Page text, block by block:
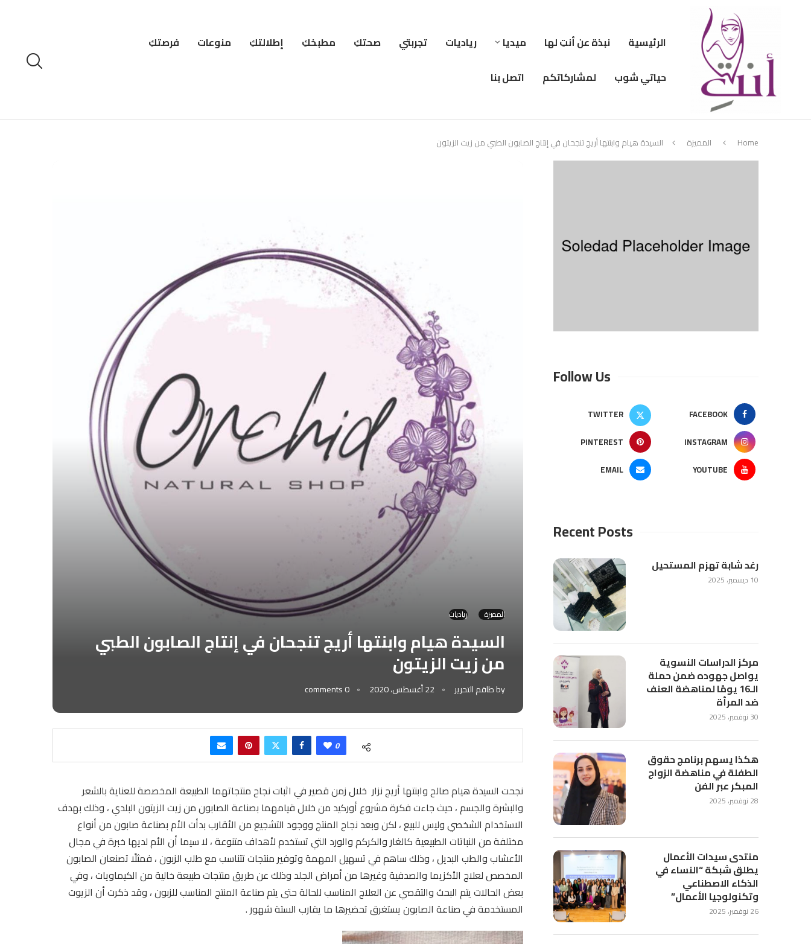
الرئيسية نبذة عن أنتِ لها ميديا رياديات تجربتي صحتكِ مطبخكِ إطلالتكِ منوعات
فرصتكِ
حياتي شوب
لمشاركاتكم اتصل بنا
Home المميزة السيدة هيام وابنتها أريج تنجحان في إنتاج الصابون الطبي من زيت الزيتون
المميزة رياديات
السيدة هيام وابنتها أريج تنجحان في إنتاج الصابون الطبي
من زيت الزيتون
byطاقم التحرير 22 أغسطس، 2020 0 comments
0
نجحت السيدة هيام صالح وابنتها أريج نزار خلال زمن قصير في اثبات نجاح منتجاتهما الطبيعة المخصصة للعناية بالشعر
والبشرة والجسم ، حيث جاءت فكرة مشروع أوركيد من خلال قيامهما بصناعة الصابون من زيت الزيتون البلدي ، وذلك بهدف
الاستخدام الشخصي وليس للبيع ، لكن وبعد نجاح المنتج ووجود التشجيع من الأقارب بدأت الأم بصناعة صابون من أنواع
مختلفة من النباتات الطبيعية كالغار والكركم والورد التي تستخدم لأهداف متنوعة ، لا سيما أن الأم لديها خبرة في مجال
الأعشاب والطب البديل ، وذلك ساهم في تسهيل المهمة وتوفير منتجات تتناسب مع طلب الزبون ، فمثلًا تصنعان الصابون
المخصص لعلاج الأكزيما والصدفية وغيرها من أمراض الجلد وذلك عن طريق منتجات طبيعة خالية من الكيماويات ، وفي
بعض الحالات يتم البحث والتقصي عن العلاج المناسب للحالة حتى يتم صناعة المنتج المناسب للزبون ، وقد ذكرت أن الزيوت
المستخدمة في صناعة الصابون يستغرق تحضيرها ما يقارب الستة شهور .
Follow Us
FACEBOOK
TWITTER
INSTAGRAM
PINTEREST
YOUTUBE
EMAIL
Recent Posts
رغد شابة تهزم المستحيل
10 ديسمبر، 2025
مركز الدراسات النسوية
يواصل جهوده ضمن حملة
الـ16 يومًا لمناهضة العنف
ضد المرأة
30 نوفمبر، 2025
هكذا يسهم برنامج حقوق
الطفلة في مناهضة الزواج
المبكر عبر الفن
28 نوفمبر، 2025
منتدى سيدات الأعمال
يطلق شبكة “النساء في
الذكاء الاصطناعي
وتكنولوجيا الأعمال”
26 نوفمبر، 2025